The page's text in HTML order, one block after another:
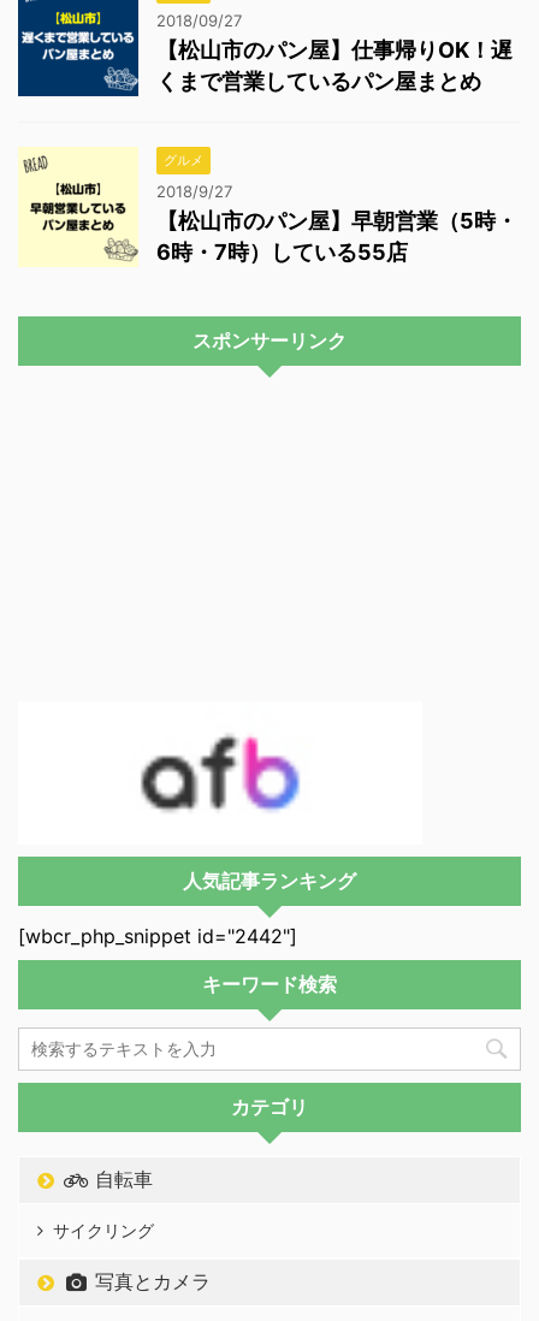
2018/09/27
【松山市のパン屋】仕事帰りOK！遅
くまで営業しているパン屋まとめ
グルメ
2018/9/27
【松山市のパン屋】早朝営業（5時・
6時・7時）している55店
スポンサーリンク
人気記事ランキング
[wbcr_php_snippet id="2442"]
キーワード検索
カテゴリ
自転車
サイクリング
写真とカメラ